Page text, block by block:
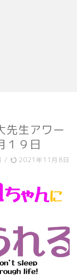
先生アワー
１９日
/ 2021年11月8日